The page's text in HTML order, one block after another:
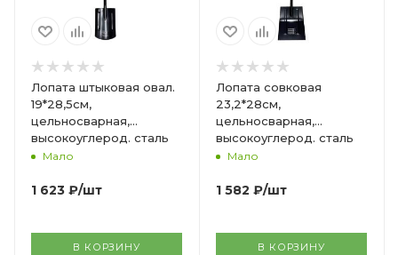
Лопата штыковая овал.
19*28,5см,
цельносварная,
высокоуглерод. сталь
с/ч и Vруч ARRIVA
Мало
1 623 ₽/шт
В КОРЗИНУ
Лопата совковая
23,2*28см,
цельносварная,
высокоуглерод. сталь
с/ч ARRIVA
Мало
1 582 ₽/шт
В КОРЗИНУ